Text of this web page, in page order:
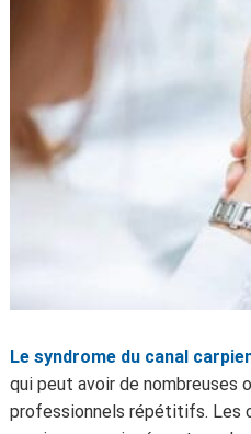
Le syndrome du canal
qui peut avoir de nombreuses
professionnels répétitifs. Les